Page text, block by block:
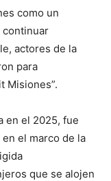
como un
continuar
actores de la
para
Misiones”.
en el 2025, fue
el marco de la
que se alojen